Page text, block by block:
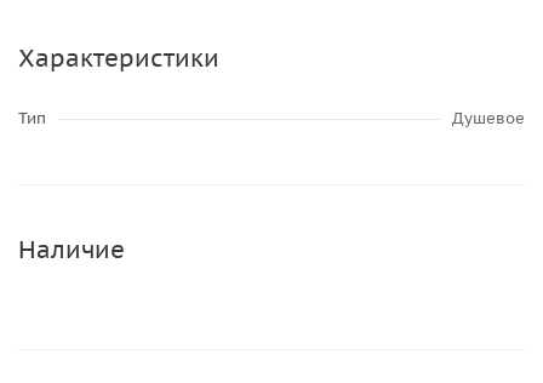
Характеристики
Тип Душевое
Наличие